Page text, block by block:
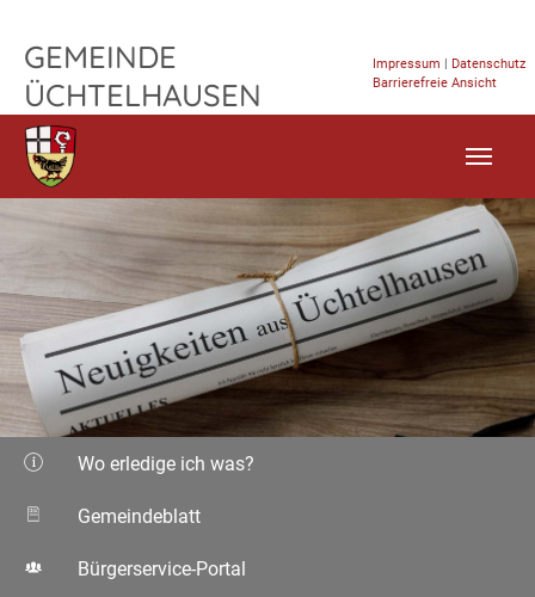
GEMEINDE
ÜCHTELHAUSEN
Impressum | Datenschutz
Barrierefreie Ansicht
Wo erledige ich was?
Gemeindeblatt
Bürgerservice-Portal